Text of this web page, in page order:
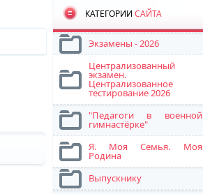
КАТЕГОРИИ САЙТА
Экзамены - 2026
Централизованный
экзамен.
Централизованное
тестирование 2026
"Педагоги в военной
гимнастёрке"
Я. Моя Семья. Моя
Родина
Выпускнику